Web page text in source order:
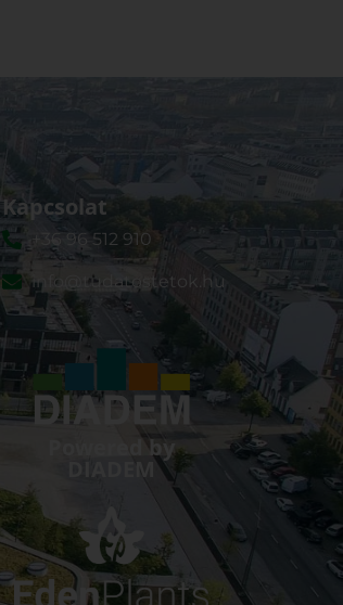
Kapcsolat
+36 96 512 910
info@tudatostetok.hu
Powered by